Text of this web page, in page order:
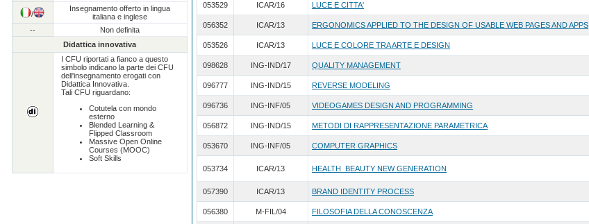
/
Insegnamento offerto in lingua
italiana e inglese
--
Non definita
Didattica innovativa
I CFU riportati a fianco a questo
simbolo indicano la parte dei CFU
dell'insegnamento erogati con
Didattica Innovativa.
Tali CFU riguardano:
Cotutela con mondo
esterno
Blended Learning &
Flipped Classroom
Massive Open Online
Courses (MOOC)
Soft Skills
053529 ICAR/16 LUCE E CITTA'
056352 ICAR/13 ERGONOMICS APPLIED TO THE DESIGN OF USABLE WEB PAGES AND APPS
053526 ICAR/13 LUCE E COLORE TRA ARTE E DESIGN
098628 ING-IND/17 QUALITY MANAGEMENT
096777 ING-IND/15 REVERSE MODELING
096736 ING-INF/05 VIDEOGAMES DESIGN AND PROGRAMMING
056872 ING-IND/15 METODI DI RAPPRESENTAZIONE PARAMETRICA
053670 ING-INF/05 COMPUTER GRAPHICS
053734 ICAR/13 HEALTH_BEAUTY NEW GENERATION
057390 ICAR/13 BRAND IDENTITY PROCESS
056380 M-FIL/04 FILOSOFIA DELLA CONOSCENZA